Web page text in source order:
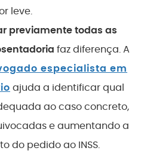
leve.
previamente todas as
faz diferença. A
especialista em
ajuda a identificar qual
ao caso concreto,
e aumentando a
do pedido ao INSS.